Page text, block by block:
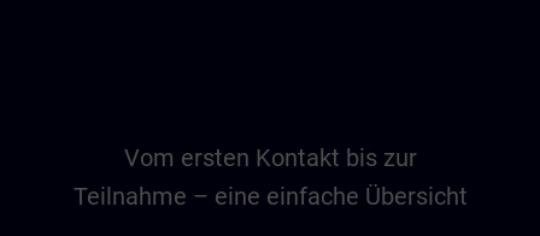
Vom ersten Kontakt bis zur
Teilnahme – eine einfache Übersicht